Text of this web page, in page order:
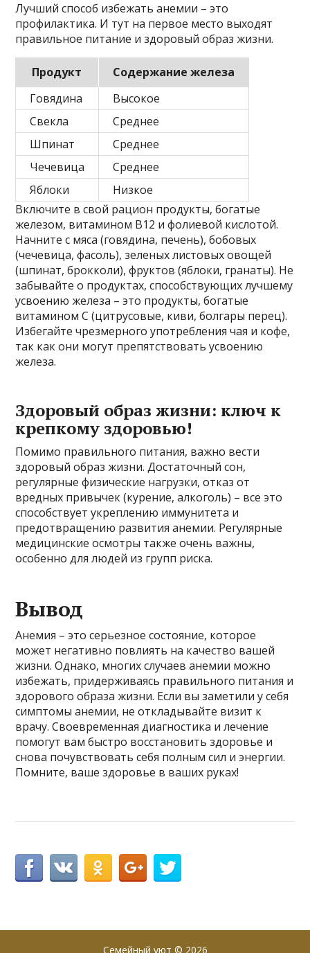
Лучший способ избежать анемии – это
профилактика. И тут на первое место выходят
правильное питание и здоровый образ жизни.
Продукт
Содержание железа
Говядина
Высокое
Свекла
Среднее
Шпинат
Среднее
Чечевица
Среднее
Яблоки
Низкое
Включите в свой рацион продукты, богатые
железом, витамином В12 и фолиевой кислотой.
Начните с мяса (говядина, печень), бобовых
(чечевица, фасоль), зеленых листовых овощей
(шпинат, брокколи), фруктов (яблоки, гранаты). Не
забывайте о продуктах, способствующих лучшему
усвоению железа – это продукты, богатые
витамином С (цитрусовые, киви, болгары перец).
Избегайте чрезмерного употребления чая и кофе,
так как они могут препятствовать усвоению
железа.
Здоровый образ жизни: ключ к
крепкому здоровью!
Помимо правильного питания, важно вести
здоровый образ жизни. Достаточный сон,
регулярные физические нагрузки, отказ от
вредных привычек (курение, алкоголь) – все это
способствует укреплению иммунитета и
предотвращению развития анемии. Регулярные
медицинские осмотры также очень важны,
особенно для людей из групп риска.
Вывод
Анемия – это серьезное состояние, которое
может негативно повлиять на качество вашей
жизни. Однако, многих случаев анемии можно
избежать, придерживаясь правильного питания и
здорового образа жизни. Если вы заметили у себя
симптомы анемии, не откладывайте визит к
врачу. Своевременная диагностика и лечение
помогут вам быстро восстановить здоровье и
снова почувствовать себя полным сил и энергии.
Помните, ваше здоровье в ваших руках!
Семейный уют © 2026